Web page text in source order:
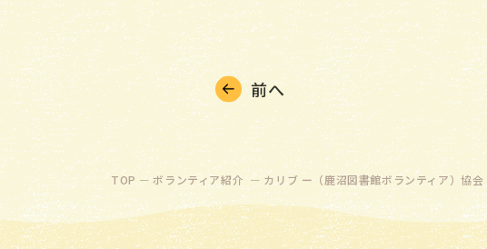
前へ
TOP ボランティア紹介 カリブ ー（鹿沼図書館ボランティア）協会